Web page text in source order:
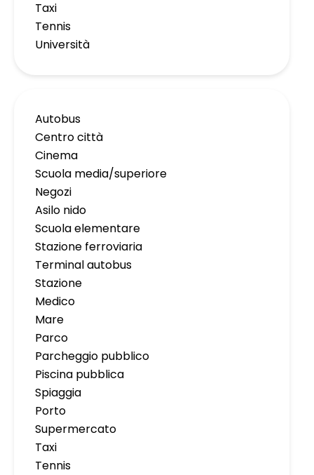
Taxi
Tennis
Università
Autobus
Centro città
Cinema
Scuola media/superiore
Negozi
Asilo nido
Scuola elementare
Stazione ferroviaria
Terminal autobus
Stazione
Medico
Mare
Parco
Parcheggio pubblico
Piscina pubblica
Spiaggia
Porto
Supermercato
Taxi
Tennis